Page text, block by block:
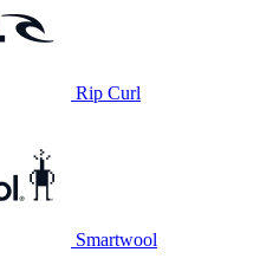
Rip Curl
Smartwool